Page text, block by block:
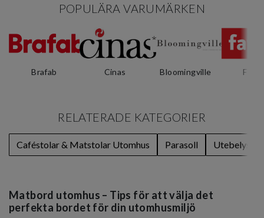
POPULÄRA VARUMÄRKEN
Brafab Cinas Bloomingville
RELATERADE KATEGORIER
Caféstolar & Matstolar Utomhus Parasoll
Matbord utomhus – Tips för att välja det
perfekta bordet för din utomhusmiljö